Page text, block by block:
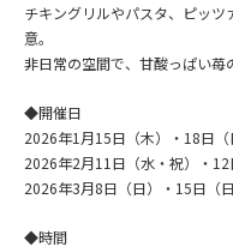
チキングリルやパスタ、ピッツ
意。
非日常の空間で、甘酸っぱい苺
◆開催日
2026年1月15日（木）・18日（
2026年2月11日（水・祝）・12
2026年3月8日（日）・15日（
◆時間